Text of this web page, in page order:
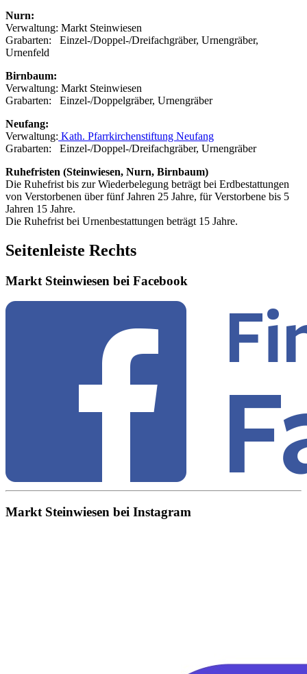
Nurn:
Verwaltung: Markt Steinwiesen
Grabarten: Einzel-/Doppel-/Dreifachgräber, Urnengräber,
Urnenfeld
Birnbaum:
Verwaltung: Markt Steinwiesen
Grabarten: Einzel-/Doppelgräber, Urnengräber
Neufang:
Verwaltung: Kath. Pfarrkirchenstiftung Neufang
Grabarten: Einzel-/Doppel-/Dreifachgräber, Urnengräber
Ruhefristen (Steinwiesen, Nurn, Birnbaum)
Die Ruhefrist bis zur Wiederbelegung beträgt bei Erdbestattungen
von Verstorbenen über fünf Jahren 25 Jahre, für Verstorbene bis 5
Jahren 15 Jahre.
Die Ruhefrist bei Urnenbestattungen beträgt 15 Jahre.
Seitenleiste Rechts
Markt Steinwiesen bei Facebook
Markt Steinwiesen bei Instagram